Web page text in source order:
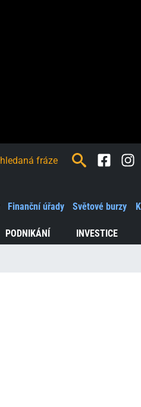
PODNIKÁNÍ INVESTICE
Finanční úřady Světové burzy
Facebook